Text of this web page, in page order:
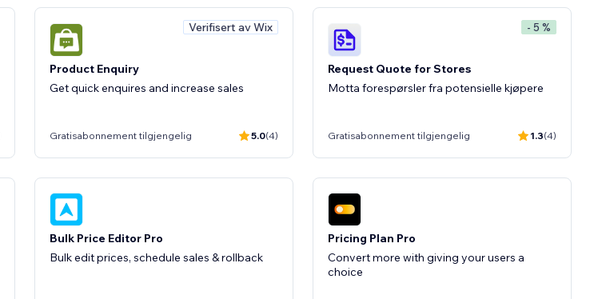
Verifisert av Wix
Product Enquiry
Get quick enquires and increase sales
Gratisabonnement tilgjengelig 5.0(4)
- 5 %
Request Quote for Stores
Motta forespørsler fra potensielle kjøpere
Gratisabonnement tilgjengelig 1.3(4)
Bulk Price Editor Pro
Bulk edit prices, schedule sales & rollback
Pricing Plan Pro
Convert more with giving your users a
choice